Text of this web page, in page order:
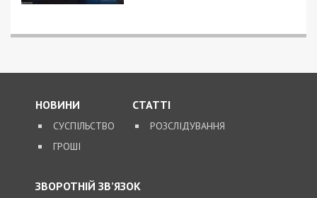
НОВИНИ
СУСПІЛЬСТВО
ГРОШІ
СТАТТІ
РОЗСЛІДУВАННЯ
ЗВОРОТНІЙ ЗВ’ЯЗОК